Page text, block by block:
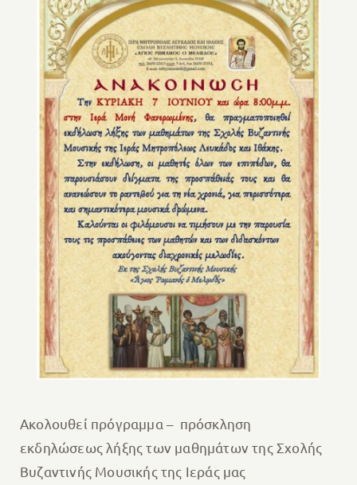
Ακολουθεί πρόγραμμα – πρόσκληση
εκδηλώσεως λήξης των μαθημάτων της Σχολής
Βυζαντινής Μουσικής της Ιεράς μας